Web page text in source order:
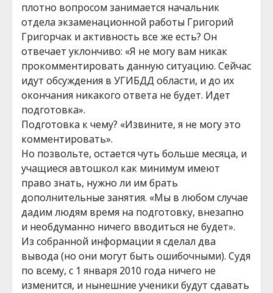
плотно вопросом занимается начальник
отдела экзаменационной работы Григорий
Григорчак и активность все же есть? Он
отвечает уклончиво: «Я не могу вам никак
прокомментировать данную ситуацию. Сейчас
идут обсуждения в УГИБДД области, и до их
окончания никакого ответа не будет. Идет
подготовка».
Подготовка к чему? «Извините, я не могу это
комментировать».
Но позвольте, остается чуть больше месяца, и
учащиеся автошкол как минимум имеют
право знать, нужно ли им брать
дополнительные занятия. «Мы в любом случае
дадим людям время на подготовку, внезапно
и необдуманно ничего вводиться не будет».
Из собранной информации я сделал два
вывода (но они могут быть ошибочными). Судя
по всему, с 1 января 2010 года ничего не
изменится, и нынешние ученики будут сдавать